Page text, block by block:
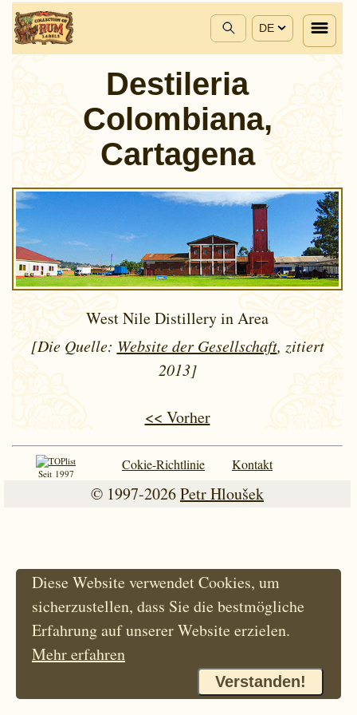
DE
Destileria
Colombiana,
Cartagena
West Nile Distillery in Area
[Die Quelle: Website der Gesellschaft, zitiert
2013]
<< Vorher
Seit 1997
Cokie-Richtlinie Kontakt
© 1997-2026Petr Hloušek
Diese Website verwendet Cookies, um
sicherzustellen, dass Sie die bestmögliche
Erfahrung auf unserer Website erzielen.
Mehr erfahren
Verstanden!